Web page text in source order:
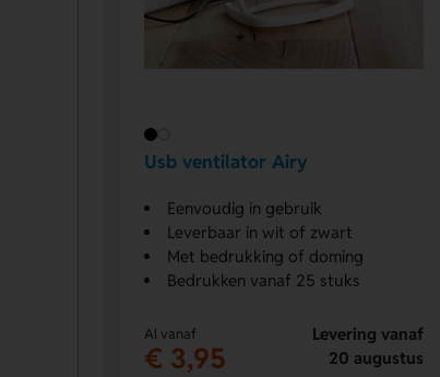
Usb ventilator Airy
Eenvoudig in gebruik
Leverbaar in wit of zwart
Met bedrukking of doming
Bedrukken vanaf 25 stuks
Al vanaf
€ 3,95
Levering vanaf
20 augustus